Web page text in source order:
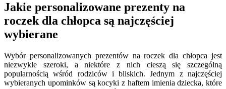
Jakie personalizowane prezenty na
roczek dla chłopca są najczęściej
wybierane
Wybór personalizowanych prezentów na roczek dla chłopca jest
niezwykle szeroki, a niektóre z nich cieszą się szczególną
popularnością wśród rodziców i bliskich. Jednym z najczęściej
wybieranych upominków są kocyki z haftem imienia dziecka, które